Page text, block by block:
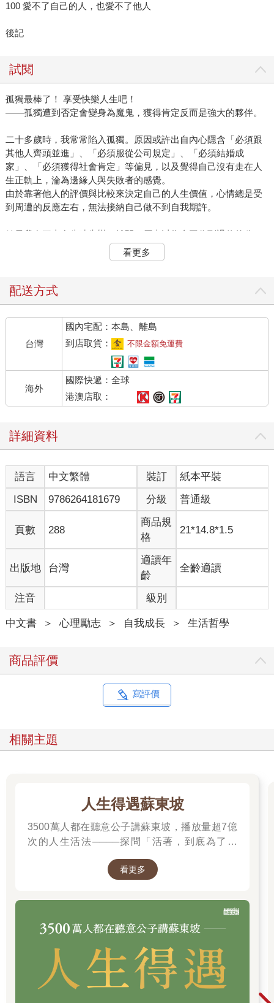
100 愛不了自己的人，也愛不了他人
後記
試閱
孤獨最棒了！ 享受快樂人生吧！
――孤獨遭到否定會變身為魔鬼，獲得肯定反而是強大的夥伴。
二十多歲時，我常常陷入孤獨。原因或許出自內心隱含「必須跟
其他人齊頭並進」、「必須服從公司規定」、「必須結婚成
家」、「必須獲得社會肯定」等偏見，以及覺得自己沒有走在人
生正軌上，淪為邊緣人與失敗者的感覺。
由於靠著他人的評價與比較來決定自己的人生價值，心情總是受
到周遭的反應左右，無法接納自己做不到自我期許。
結果我在三十多歲時失戀，離開了原本以為會工作到退休的公
司。當我真的變成一個人的時候，反而湧起了不可思議的想法：
「孤獨很棒啊！ 接下來的人生是我獨自一人的旅行，無論他人怎
而當我第一次發現「有些事情正因為孤獨才做得到」，眼界瞬間
我，更能懷抱好奇心去學習，去接觸不同的環境，進入形形色色
接納孤獨的那一刻開始，原本陷入過度用力、認為自己「非得不
可」而使工作與人際關係空轉的狀態都因而好轉。
畢竟所有人都是一個人來到人世，最後也是以一個人的樣態離開
人間――人生原本就是一場「一個人的旅行」。
以負面心態看待孤獨、厭惡孤獨，孤獨自然會化身為魔鬼來攻
如果能夠轉換心態，肯定「孤獨也不是件壞事」，孤獨便能成為
最強力的夥伴，支持我們。不習慣孤獨的人一開始可能還是會感
到寂寞，出現一些拒絕的反應，但是過一陣子就會習慣了。
當慢慢學會正面看待孤獨之後，就會發現「沉浸在孤獨之中也不
見得是壞事」，甚至覺得孤獨時的樂趣比天上的星星還多、孤獨
所帶來的收穫原來如此豐碩，日子也會變得開心起來。
當你體會到「獨處有獨處的好，和他人在一起有和他人在一起的
好；每一種生活都有各自的優點」時，不安與恐懼都會自動消
失，隨時每個當下聆聽內心的聲音，選擇自己真正的期盼。
看更多
配送方式
台灣
國內宅配：本島、離島
到店取貨：
不限金額免運費
海外
國際快遞：全球
港澳店取：
詳細資料
語言 中文繁體 裝訂
紙本平裝
ISBN
9786264181679 分級 普通級
頁數 288
商品規
格
21*14.8*1.5
出版地 台灣
適讀年
齡
全齡適讀
注音 級別
中文書 ＞ 心理勵志 ＞ 自我成長 ＞ 生活哲學
商品評價
寫評價
相關主題
人生得遇蘇東坡
3500萬人都在聽意公子講蘇東坡，播放量超7億
次的人生活法────探問「活著，到底為了什
看更多